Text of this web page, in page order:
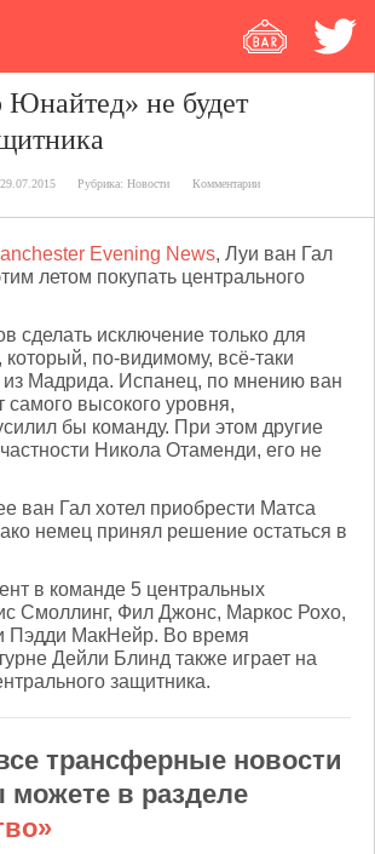
не будет
29.07.2015 Рубрика: Новости Комментарии
Evening News, Луи ван Гал
летом покупать центрального
сделать исключение только для
по-видимому, всё-таки
из Мадрида. Испанец, по мнению ван
самого высокого уровня,
бы команду. При этом другие
Никола Отаменди, его не
ван Гал хотел приобрести Матса
немец принял решение остаться в
в команде 5 центральных
Смоллинг, Фил Джонс, Маркос Рохо,
Пэдди МакНейр. Во время
Дейли Блинд также играет на
защитника.
трансферные новости
можете в разделе